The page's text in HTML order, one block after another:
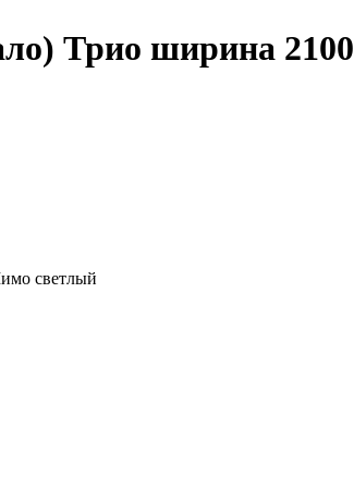
Трио ширина 2100
светлый